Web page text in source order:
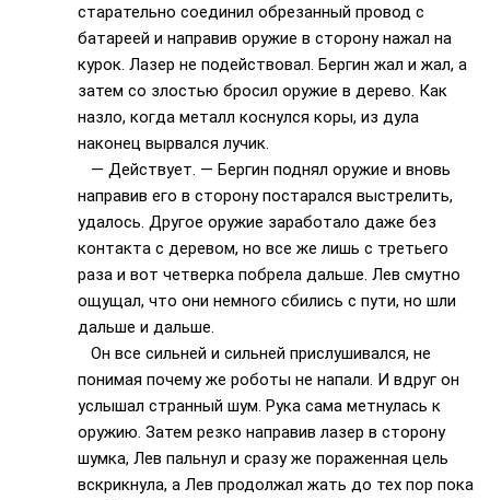
старательно соединил обрезанный провод с
батареей и направив оружие в сторону нажал на
курок. Лазер не подействовал. Бергин жал и жал, а
затем со злостью бросил оружие в дерево. Как
назло, когда металл коснулся коры, из дула
наконец вырвался лучик.
— Действует. — Бергин поднял оружие и вновь
направив его в сторону постарался выстрелить,
удалось. Другое оружие заработало даже без
контакта с деревом, но все же лишь с третьего
раза и вот четверка побрела дальше. Лев смутно
ощущал, что они немного сбились с пути, но шли
дальше и дальше.
Он все сильней и сильней прислушивался, не
понимая почему же роботы не напали. И вдруг он
услышал странный шум. Рука сама метнулась к
оружию. Затем резко направив лазер в сторону
шумка, Лев пальнул и сразу же пораженная цель
вскрикнула, а Лев продолжал жать до тех пор пока